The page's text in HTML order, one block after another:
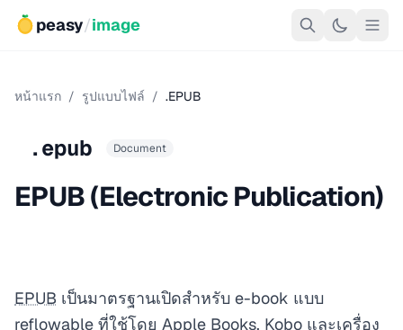
peasy/image
หน้าแรก / รูปแบบไฟล์ / .EPUB
.epub Document
EPUB (Electronic Publication)
EPUB เป็นมาตรฐานเปิดสำหรับ e-book แบบ
reflowable ที่ใช้โดย Apple Books, Kobo และเครื่อง